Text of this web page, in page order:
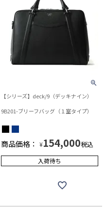
【シリーズ】deck/9（デッキナイン）
9B201-ブリーフバッグ（１室タイプ）
商品価格： ¥154,000税込
入荷待ち